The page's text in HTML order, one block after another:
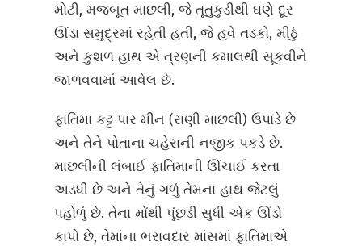
મોટી, મજબૂત માછલી, જે તૂતુકુડીથી ઘણે દૂર
ઊંડા સમુદ્રમાં રહેતી હતી, જે હવે તડકો, મીઠું
અને કુશળ હાથ એ ત્રણની કમાલથી સૂકવીને
જાળવવામાં આવેલ છે.
ફાતિમા કટ્ટ પાર મીન (રાણી માછલી) ઉપાડે છે
અને તેને પોતાના ચહેરાની નજીક પકડે છે.
માછલીની લંબાઈ ફાતિમાની ઊંચાઈ કરતા
અડધી છે અને તેનું ગળું તેમના હાથ જેટલું
પહોળું છે. તેના મોંથી પૂંછડી સુધી એક ઊંડો
કાપો છે, તેમાંના ભરાવદાર માંસમાં ફાતિમાએ